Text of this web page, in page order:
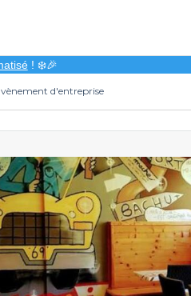
! ❄️🎉
d'entreprise